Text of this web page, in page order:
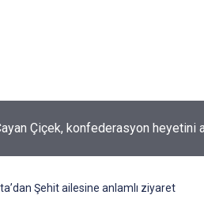
Başkan Yardımcıları, Demirci ve
Şehit ailesine anlamlı ziyaret